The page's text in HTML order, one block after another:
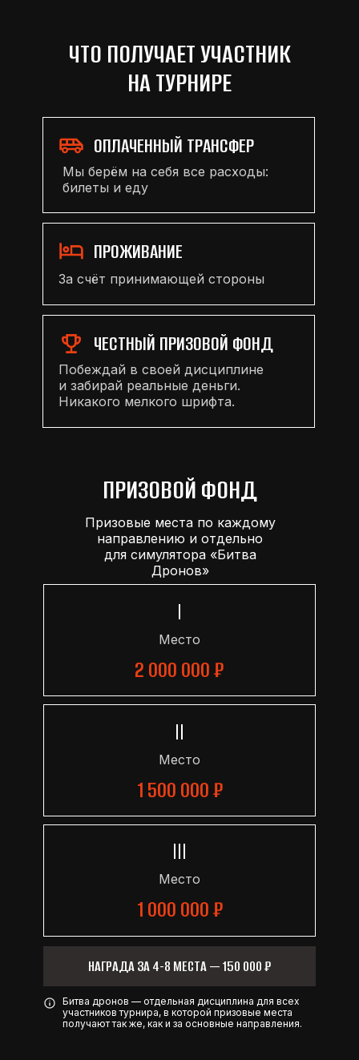
ЧТО ПОЛУЧАЕТ УЧАСТНИК
НА ТУРНИРЕ
За счёт принимающей стороны
ПРОЖИВАНИЕ
Побеждай в своей дисциплине
и забирай реальные деньги.
Никакого мелкого шрифта.
ЧЕСТНЫЙ ПРИЗОВОЙ ФОНД
Мы берём на себя все расходы:
билеты и еду
ОПЛАЧЕННЫЙ ТРАНСФЕР
ПРИЗОВОЙ ФОНД
III
1 000 000 ₽
2 000 000 ₽
1 500 000 ₽
II
I
Место
Место
Место
Призовые места по каждому
направлению и отдельно
для симулятора «Битва
Дронов»
НАГРАДА ЗА 4-8 МЕСТА — 150 000 ₽
Битва дронов — отдельная дисциплина для всех
участников турнира, в которой призовые места
получают так же, как и за основные направления.